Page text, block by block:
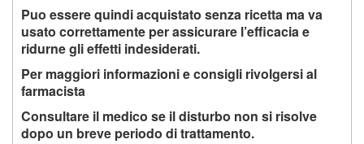
Puo essere quindi acquistato senza ricetta ma va
usato correttamente per assicurare l’efficacia e
ridurne gli effetti indesiderati.
Per maggiori informazioni e consigli rivolgersi al
farmacista
Consultare il medico se il disturbo non si risolve
dopo un breve periodo di trattamento.